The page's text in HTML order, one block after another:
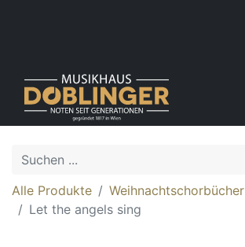
Alle Produkte
Weihnachtschorbücher
Let the angels sing